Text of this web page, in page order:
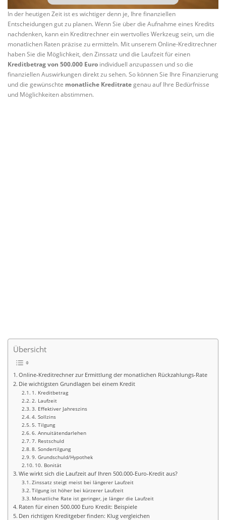
In der heutigen Zeit ist es wichtiger denn je, Ihre finanziellen
Entscheidungen gut zu planen. Wenn Sie über die Aufnahme eines Kredits
nachdenken, kann ein Kreditrechner ein wertvolles Werkzeug sein, um die
monatlichen Raten präzise zu ermitteln. Mit unserem Online-Kreditrechner
haben Sie die Möglichkeit, den Zinssatz und die Laufzeit für einen
Kreditbetrag von 500.000 Euro individuell anzupassen und so die
finanziellen Auswirkungen direkt zu sehen. So können Sie Ihre Finanzierung
und die gewünschte monatliche Kreditrategenau auf Ihre Bedürfnisse
und Möglichkeiten abstimmen.
Übersicht
Online-Kreditrechner zur Ermittlung der monatlichen Rückzahlungs-Rate
Die wichtigsten Grundlagen bei einem Kredit
1. Kreditbetrag
2. Laufzeit
3. Effektiver Jahreszins
4. Sollzins
5. Tilgung
6. Annuitätendarlehen
7. Restschuld
8. Sondertilgung
9. Grundschuld/Hypothek
10. Bonität
Wie wirkt sich die Laufzeit auf Ihren 500.000-Euro-Kredit aus?
Zinssatz steigt meist bei längerer Laufzeit
Tilgung ist höher bei kürzerer Laufzeit
Monatliche Rate ist geringer, je länger die Laufzeit
Raten für einen 500.000 Euro Kredit: Beispiele
Den richtigen Kreditgeber finden: Klug vergleichen